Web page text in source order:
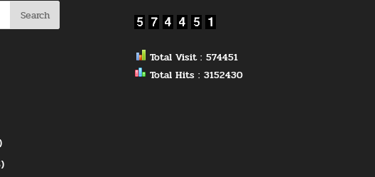
Total Visit : 574451
Total Hits : 3152430